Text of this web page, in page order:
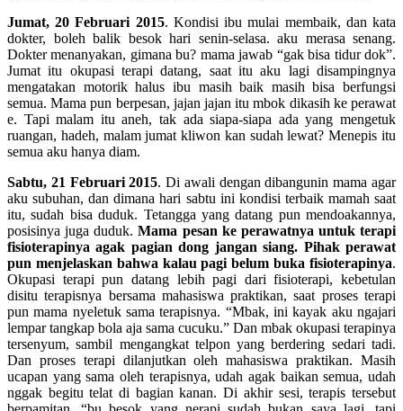
Jumat, 20 Februari 2015. Kondisi ibu mulai membaik, dan kata
dokter, boleh balik besok hari senin-selasa. aku merasa senang.
Dokter menanyakan, gimana bu? mama jawab “gak bisa tidur dok”.
Jumat itu okupasi terapi datang, saat itu aku lagi disampingnya
mengatakan motorik halus ibu masih baik masih bisa berfungsi
semua. Mama pun berpesan, jajan jajan itu mbok dikasih ke perawat
e. Tapi malam itu aneh, tak ada siapa-siapa ada yang mengetuk
ruangan, hadeh, malam jumat kliwon kan sudah lewat? Menepis itu
semua aku hanya diam.
Sabtu, 21 Februari 2015. Di awali dengan dibangunin mama agar
aku subuhan, dan dimana hari sabtu ini kondisi terbaik mamah saat
itu, sudah bisa duduk. Tetangga yang datang pun mendoakannya,
posisinya juga duduk.Mama pesan ke perawatnya untuk terapi
fisioterapinya agak pagian dong jangan siang. Pihak perawat
pun menjelaskan bahwa kalau pagi belum buka fisioterapinya.
Okupasi terapi pun datang lebih pagi dari fisioterapi, kebetulan
disitu terapisnya bersama mahasiswa praktikan, saat proses terapi
pun mama nyeletuk sama terapisnya. “Mbak, ini kayak aku ngajari
lempar tangkap bola aja sama cucuku.” Dan mbak okupasi terapinya
tersenyum, sambil mengangkat telpon yang berdering sedari tadi.
Dan proses terapi dilanjutkan oleh mahasiswa praktikan. Masih
ucapan yang sama oleh terapisnya, udah agak baikan semua, udah
nggak begitu telat di bagian kanan. Di akhir sesi, terapis tersebut